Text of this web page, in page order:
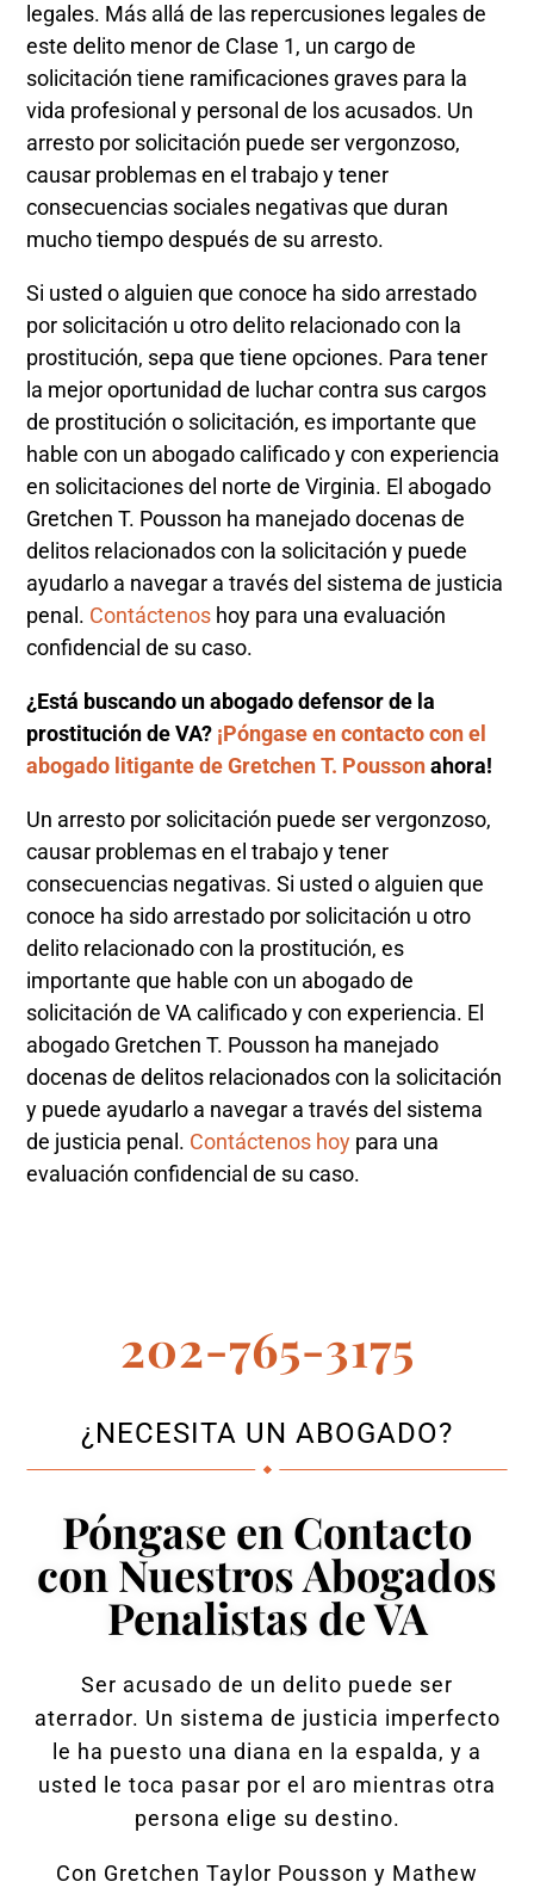
legales. Más allá de las repercusiones legales de
este delito menor de Clase 1, un cargo de
solicitación tiene ramificaciones graves para la
vida profesional y personal de los acusados. Un
arresto por solicitación puede ser vergonzoso,
causar problemas en el trabajo y tener
consecuencias sociales negativas que duran
mucho tiempo después de su arresto.
Si usted o alguien que conoce ha sido arrestado
por solicitación u otro delito relacionado con la
prostitución, sepa que tiene opciones. Para tener
la mejor oportunidad de luchar contra sus cargos
de prostitución o solicitación, es importante que
hable con un abogado calificado y con experiencia
en solicitaciones del norte de Virginia. El abogado
Gretchen T. Pousson ha manejado docenas de
delitos relacionados con la solicitación y puede
ayudarlo a navegar a través del sistema de justicia
penal. Contáctenos hoy para una evaluación
confidencial de su caso.
¿Está buscando un abogado defensor de la
prostitución de VA? ¡Póngase en contacto con el
abogado litigante de Gretchen T. Pousson ahora!
Un arresto por solicitación puede ser vergonzoso,
causar problemas en el trabajo y tener
consecuencias negativas. Si usted o alguien que
conoce ha sido arrestado por solicitación u otro
delito relacionado con la prostitución, es
importante que hable con un abogado de
solicitación de VA calificado y con experiencia. El
abogado Gretchen T. Pousson ha manejado
docenas de delitos relacionados con la solicitación
y puede ayudarlo a navegar a través del sistema
de justicia penal. Contáctenos hoy para una
evaluación confidencial de su caso.
202-765-3175
¿NECESITA UN ABOGADO?
Póngase en Contacto
con Nuestros Abogados
Penalistas de VA
Ser acusado de un delito puede ser
aterrador. Un sistema de justicia imperfecto
le ha puesto una diana en la espalda, y a
usted le toca pasar por el aro mientras otra
persona elige su destino.
Con Gretchen Taylor Pousson y Mathew